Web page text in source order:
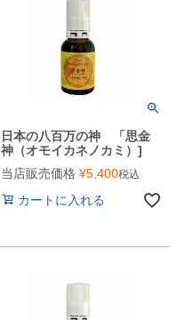
日本の八百万の神 「思金
神（オモイカネノカミ）]
当店販売価格 ¥5,400税込
カートに入れる